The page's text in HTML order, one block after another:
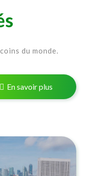
du monde.
En savoir plus